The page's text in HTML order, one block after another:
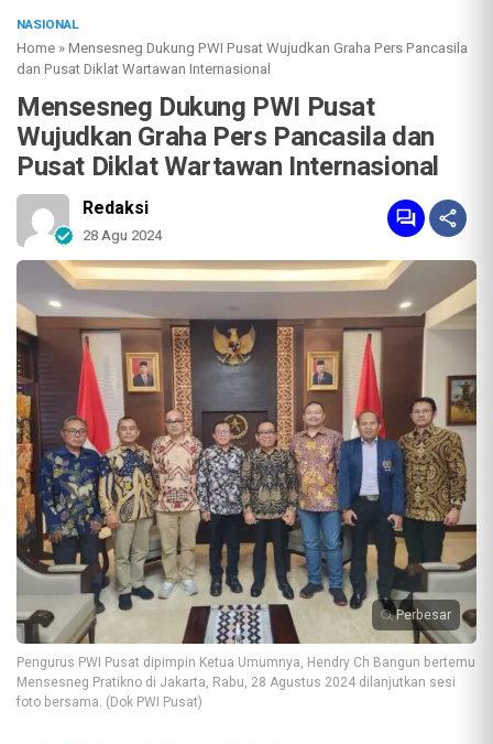
NASIONAL
Home »Mensesneg Dukung PWI Pusat Wujudkan Graha Pers Pancasila
dan Pusat Diklat Wartawan Internasional
Mensesneg Dukung PWI Pusat
Wujudkan Graha Pers Pancasila dan
Pusat Diklat Wartawan Internasional
Redaksi
28 Agu 2024
Perbesar
Pengurus PWI Pusat dipimpin Ketua Umumnya, Hendry Ch Bangun bertemu
Mensesneg Pratikno di Jakarta, Rabu, 28 Agustus 2024 dilanjutkan sesi
foto bersama. (Dok PWI Pusat)